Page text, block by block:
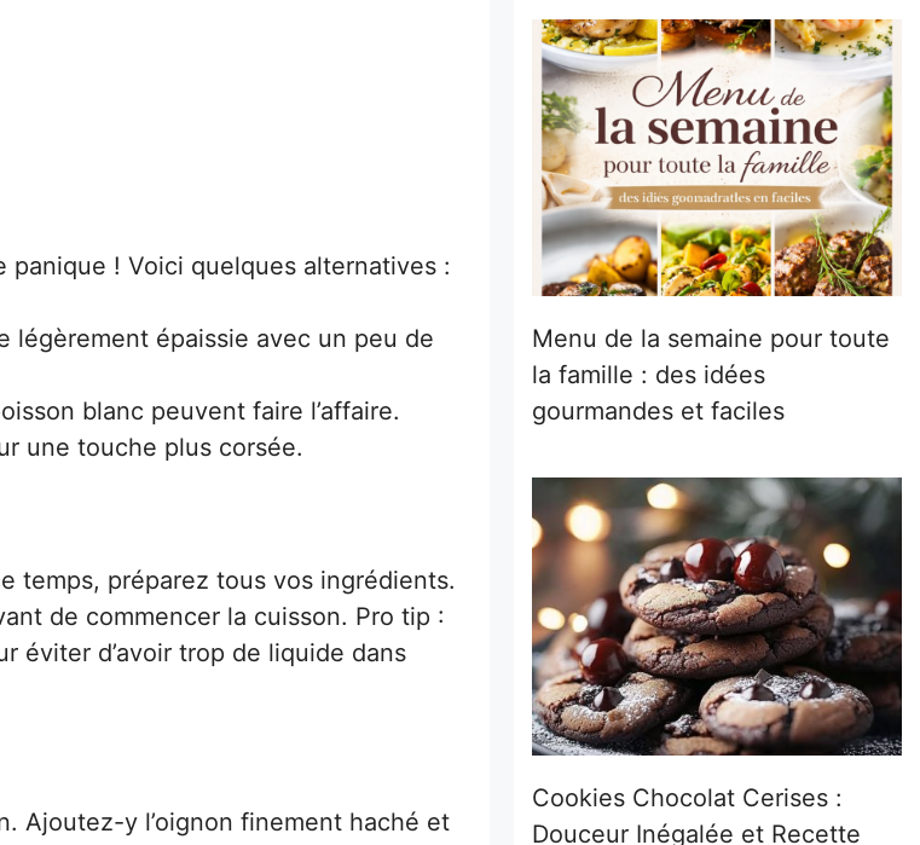
panique ! Voici quelques alternatives :
légèrement épaissie avec un peu de
blanc peuvent faire l’affaire.
une touche plus corsée.
temps, préparez tous vos ingrédients.
de commencer la cuisson. Pro tip :
éviter d’avoir trop de liquide dans
Ajoutez-y l’oignon finement haché et
Menu de la semaine pour toute
la famille : des idées
gourmandes et faciles
Cookies Chocolat Cerises :
Douceur Inégalée et Recette